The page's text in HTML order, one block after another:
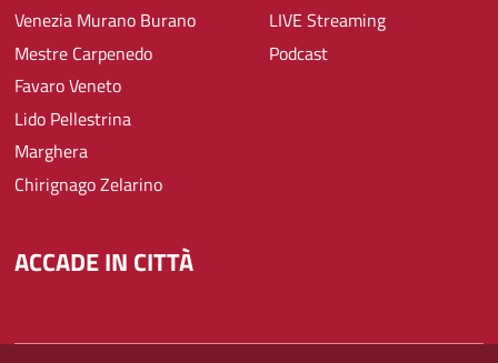
Venezia Murano Burano
Mestre Carpenedo
Favaro Veneto
Lido Pellestrina
Marghera
Chirignago Zelarino
LIVE Streaming
Podcast
ACCADE IN CITTÀ